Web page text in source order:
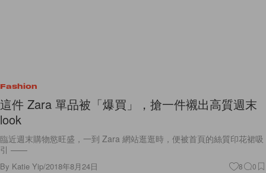
Fashion
這件 Zara 單品被「爆買」，搶一件襯出高質週末
look
臨近週末購物慾旺盛，一到 Zara 網站逛逛時，便被首頁的絲質印花裙吸
引 ——
By Katie Yip/2018年8月24日 8 0